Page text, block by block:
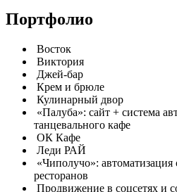
Портфолио
Восток
Виктория
Джей-бар
Крем и брюле
Кулинарный двор
«Палуба»: сайт + система
танцевального кафе
ОК Кафе
Леди РАЙ
«Чиполучо»: автоматизация
ресторанов
Продвижение в соцсетях и